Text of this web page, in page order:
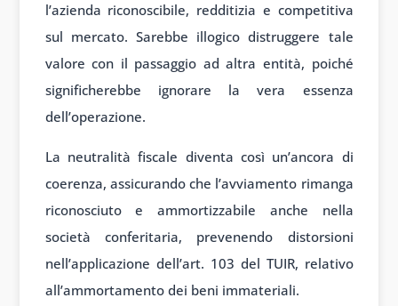
l’azienda riconoscibile, redditizia e competitiva
sul mercato. Sarebbe illogico distruggere tale
valore con il passaggio ad altra entità, poiché
significherebbe ignorare la vera essenza
dell’operazione.
La neutralità fiscale diventa così un’ancora di
coerenza, assicurando che l’avviamento rimanga
riconosciuto e ammortizzabile anche nella
società conferitaria, prevenendo distorsioni
nell’applicazione dell’art. 103 del TUIR, relativo
all’ammortamento dei beni immateriali.